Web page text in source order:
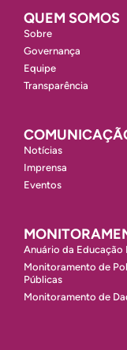
QUEM SOMOS
Sobre
Governança
Equipe
Transparência
Notícias
Imprensa
Eventos
Anuário da Educação
Monitoramento de
Públicas
Monitoramento de